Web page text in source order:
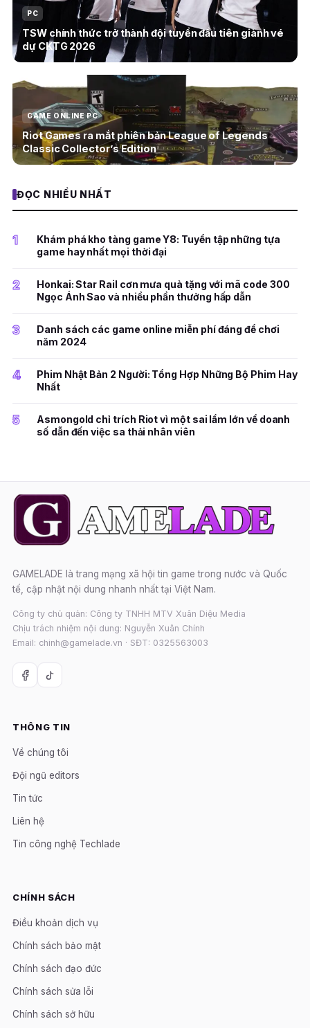
PC
TSW chính thức trở thành đội tuyển đầu tiên giành vé
dự CKTG 2026
GAME ONLINE PC
Riot Games ra mắt phiên bản League of Legends
Classic Collector’s Edition
ĐỌC NHIỀU NHẤT
1
Khám phá kho tàng game Y8: Tuyển tập những tựa
game hay nhất mọi thời đại
2
Honkai: Star Rail cơn mưa quà tặng với mã code 300
Ngọc Ánh Sao và nhiều phần thưởng hấp dẫn
3
Danh sách các game online miễn phí đáng để chơi
năm 2024
4
Phim Nhật Bản 2 Người: Tổng Hợp Những Bộ Phim Hay
Nhất
5
Asmongold chỉ trích Riot vì một sai lầm lớn về doanh
số dẫn đến việc sa thải nhân viên
GAMELADE là trang mạng xã hội tin game trong nước và Quốc
tế, cập nhật nội dung nhanh nhất tại Việt Nam.
Công ty chủ quản: Công ty TNHH MTV Xuân Diệu Media
Chịu trách nhiệm nội dung: Nguyễn Xuân Chính
Email: chinh@gamelade.vn · SĐT: 0325563003
THÔNG TIN
Về chúng tôi
Đội ngũ editors
Tin tức
Liên hệ
Tin công nghệ Techlade
CHÍNH SÁCH
Điều khoản dịch vụ
Chính sách bảo mật
Chính sách đạo đức
Chính sách sửa lỗi
Chính sách sở hữu